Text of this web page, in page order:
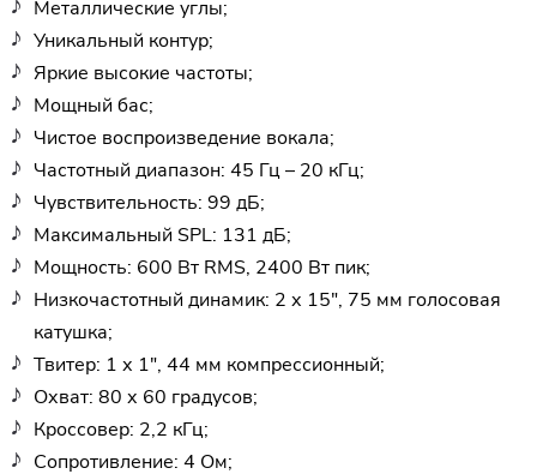
Металлические углы;
Уникальный контур;
Яркие высокие частоты;
Мощный бас;
Чистое воспроизведение вокала;
Частотный диапазон: 45 Гц – 20 кГц;
Чувствительность: 99 дБ;
Максимальный SPL: 131 дБ;
Мощность: 600 Вт RMS, 2400 Вт пик;
Низкочастотный динамик: 2 х 15", 75 мм голосовая
катушка;
Твитер: 1 х 1", 44 мм компрессионный;
Охват: 80 х 60 градусов;
Кроссовер: 2,2 кГц;
Сопротивление: 4 Ом;